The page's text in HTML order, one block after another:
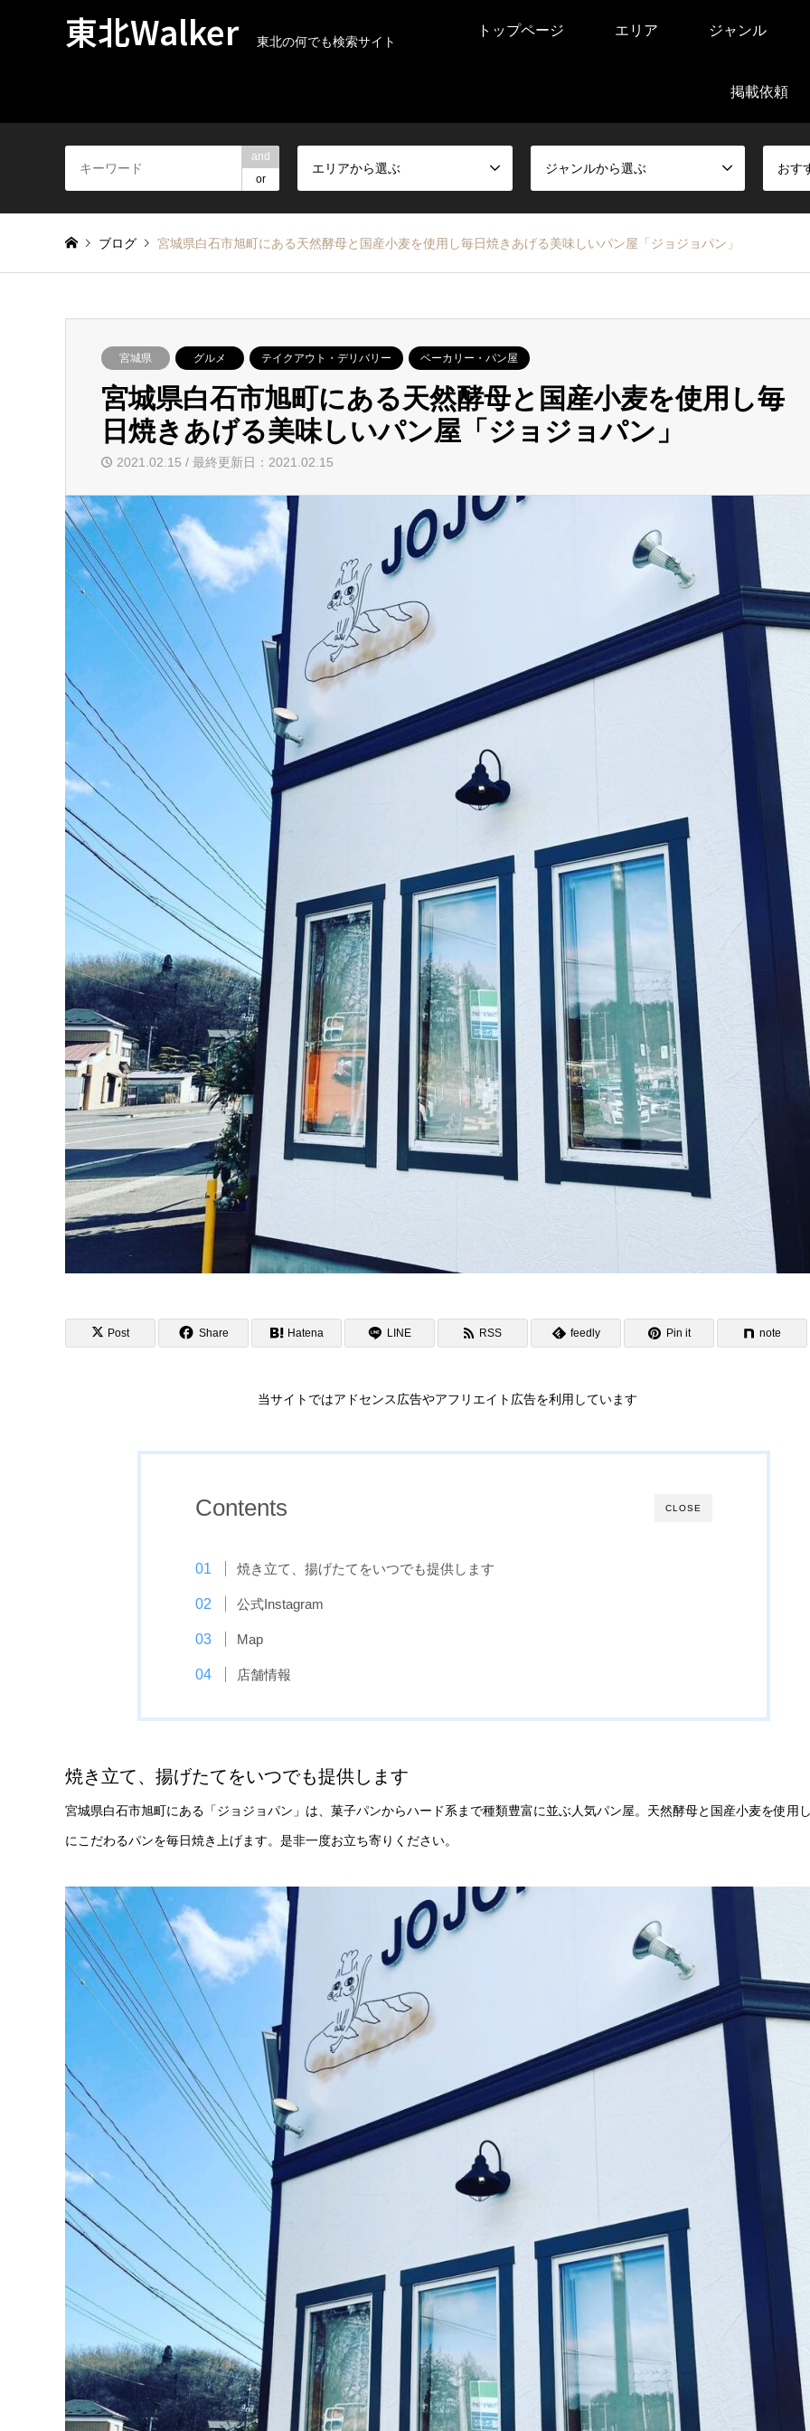
東北Walker 東北の何でも検索サイト
トップページ エリア ジャンル
掲載依頼
and
or
エリアから選ぶ ジャンルから選ぶ おす
ブログ 宮城県白石市旭町にある天然酵母と国産小麦を使用し毎日焼きあげる美味しいパン屋「ジョジョパン」
宮城県 グルメ テイクアウト・デリバリー ベーカリー・パン屋
宮城県白石市旭町にある天然酵母と国産小麦を使用し毎
日焼きあげる美味しいパン屋「ジョジョパン」
2021.02.15 / 最終更新日：2021.02.15
Post Share Hatena LINE RSS feedly Pin it note
当サイトではアドセンス広告やアフリエイト広告を利用しています
CLOSE
Contents
焼き立て、揚げたてをいつでも提供します
公式Instagram
Map
店舗情報
焼き立て、揚げたてをいつでも提供します
宮城県白石市旭町にある「ジョジョパン」は、菓子パンからハード系まで種類豊富に並ぶ人気パン屋。天然酵母と国産小麦を使用
にこだわるパンを毎日焼き上げます。是非一度お立ち寄りください。